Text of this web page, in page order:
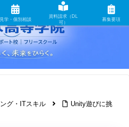
グ・ITスキル
Unity遊びに挑
見学・個別相談
資料請求（DL
可）
募集要項